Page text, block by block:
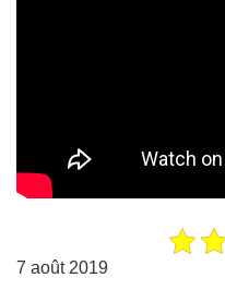
7 août 2019